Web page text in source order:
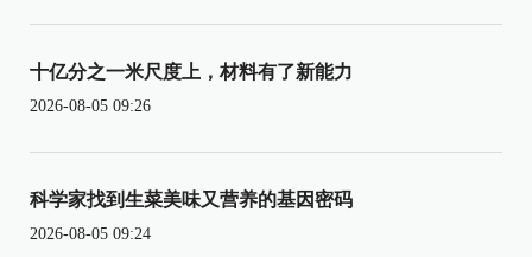
十亿分之一米尺度上，材料有了新能力
2026-08-05 09:26
科学家找到生菜美味又营养的基因密码
2026-08-05 09:24